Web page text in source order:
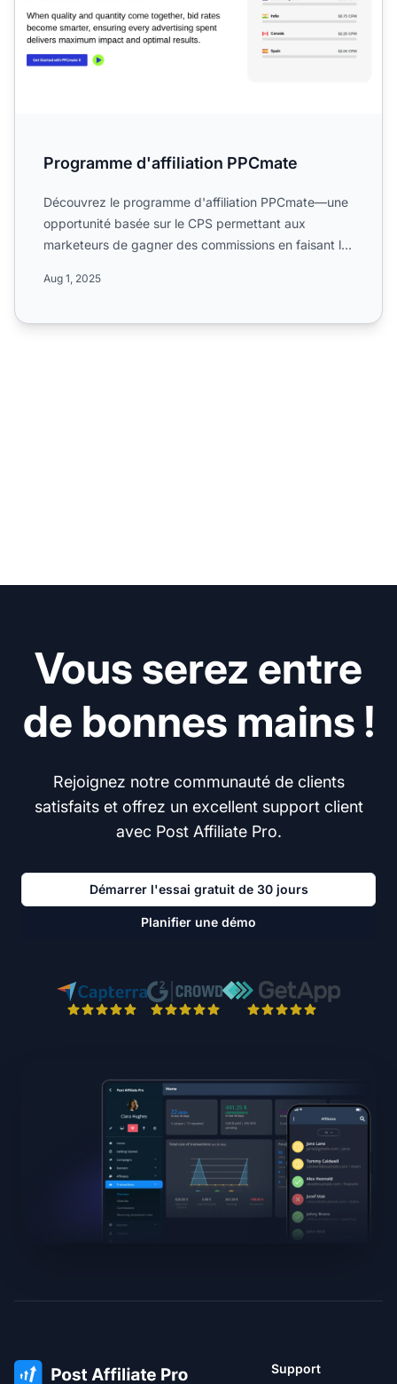
Programme d'affiliation PPCmate
Découvrez le programme d'affiliation PPCmate—une
opportunité basée sur le CPS permettant aux
marketeurs de gagner des commissions en faisant la
Aug 1, 2025
Vous serez entre
de bonnes mains !
Rejoignez notre communauté de clients
satisfaits et offrez un excellent support client
avec Post Affiliate Pro.
Démarrer l'essai gratuit de 30 jours
Planifier une démo
Support